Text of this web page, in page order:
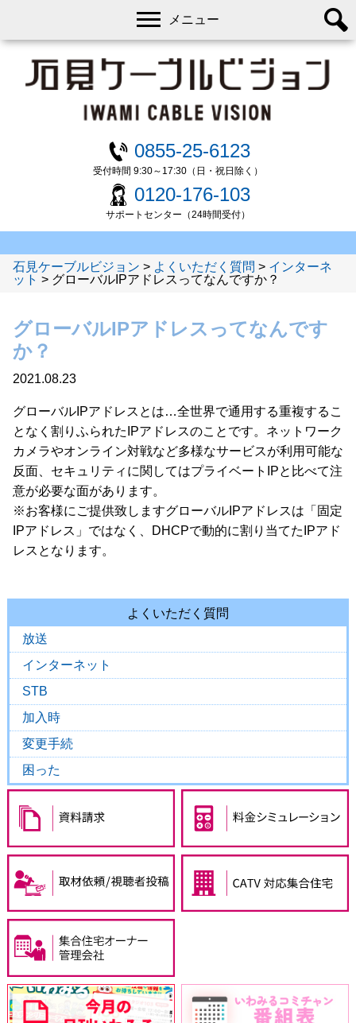
0855-25-6123
受付時間 9:30～17:30（日・祝日除く）
0120-176-103
サポートセンター（24時間受付）
メニュー
石見ケーブルビジョン > よくいただく質問 > インターネ
ット > グローバルIPアドレスってなんですか？
グローバルIPアドレスってなんです
か？
2021.08.23
グローバルIPアドレスとは…全世界で通用する重複するこ
となく割りふられたIPアドレスのことです。ネットワーク
カメラやオンライン対戦など多様なサービスが利用可能な
反面、セキュリティに関してはプライベートIPと比べて注
意が必要な面があります。
※お客様にご提供致しますグローバルIPアドレスは「固定
IPアドレス」ではなく、DHCPで動的に割り当てたIPアド
レスとなります。
よくいただく質問
放送
インターネット
STB
加入時
変更手続
困った